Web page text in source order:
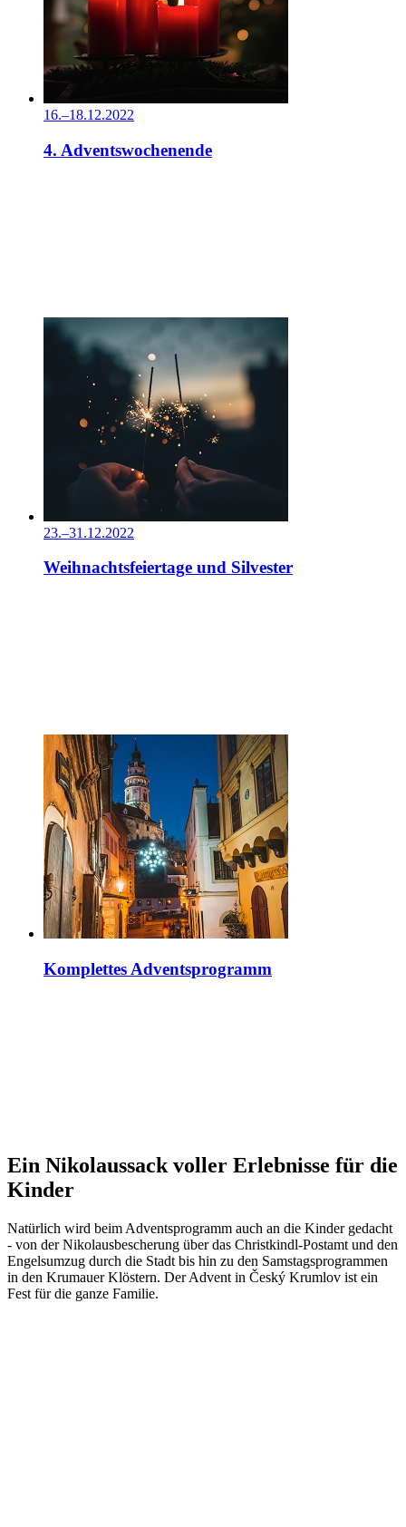
16.–18.12.2022
4. Adventswochenende
23.–31.12.2022
Weihnachtsfeiertage und Silvester
Komplettes Adventsprogramm
Ein Nikolaussack voller Erlebnisse für die
Kinder
Natürlich wird beim Adventsprogramm auch an die Kinder gedacht
- von der Nikolausbescherung über das Christkindl-Postamt und den
Engelsumzug durch die Stadt bis hin zu den Samstagsprogrammen
in den Krumauer Klöstern. Der Advent in Český Krumlov ist ein
Fest für die ganze Familie.